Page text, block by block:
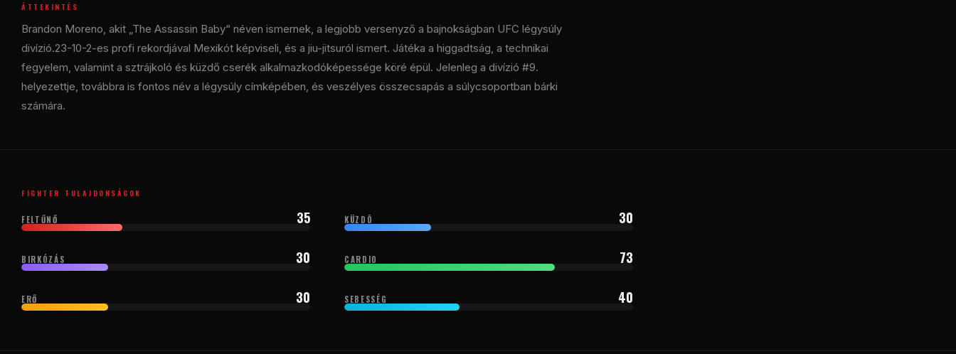
ÁTTEKINTÉS
Brandon Moreno, akit „The Assassin Baby“ néven ismernek, a legjobb versenyző a bajnokságban UFC légysúly
divízió.23-10-2-es profi rekordjával Mexikót képviseli, és a jiu-jitsuról ismert. Játéka a higgadtság, a technikai
fegyelem, valamint a sztrájkoló és küzdő cserék alkalmazkodóképessége köré épül. Jelenleg a divízió #9.
helyezettje, továbbra is fontos név a légysúly címképében, és veszélyes összecsapás a súlycsoportban bárki
számára.
FIGHTER TULAJDONSÁGOK
FELTŰNŐ 35 KÜZDÕ 30
BIRKÓZÁS 30 CARDIO 73
ERŐ 30 SEBESSÉG 40